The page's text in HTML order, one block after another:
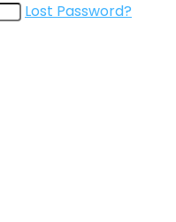
Lost Password?